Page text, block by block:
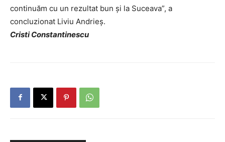
continuăm cu un rezultat bun și la Suceava”, a
concluzionat Liviu Andrieș.
Cristi Constantinescu